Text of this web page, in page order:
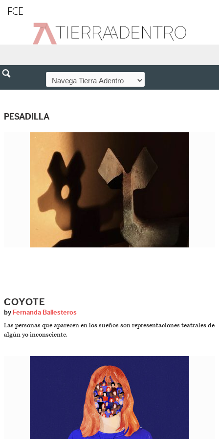
FCE
PESADILLA
COYOTE
by Fernanda Ballesteros
Las personas que aparecen en los sueños son representaciones teatrales de
algún yo inconsciente.